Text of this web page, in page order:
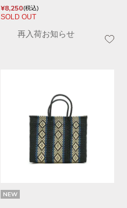
¥8,250 税込
SOLD OUT
再入荷お知らせ
NEW